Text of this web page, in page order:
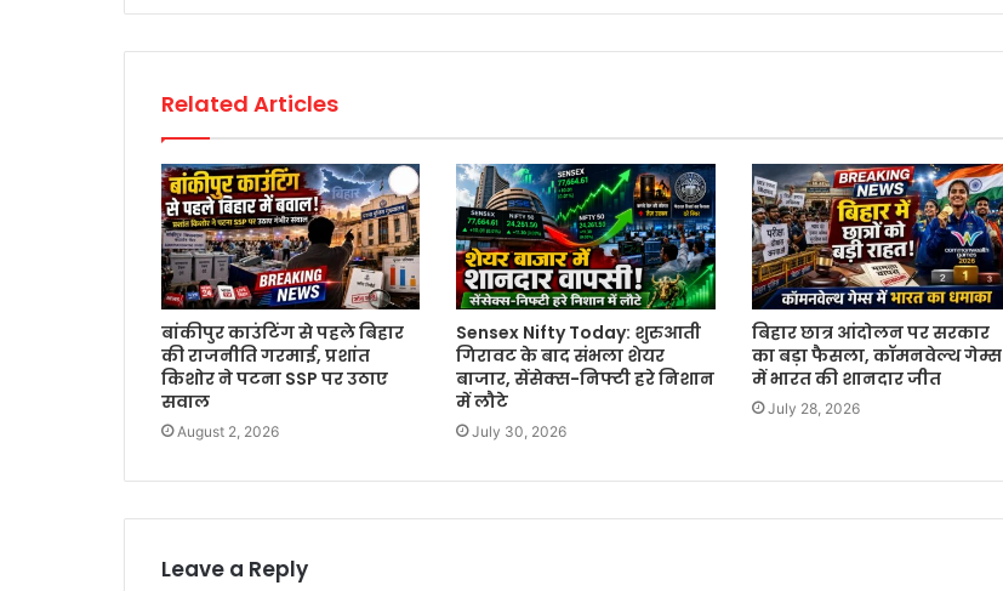
Related Articles
बांकीपुर काउंटिंग से पहले बिहार
की राजनीति गरमाई, प्रशांत
किशोर ने पटना SSP पर उठाए
सवाल
August 2, 2026
Sensex Nifty Today: शुरुआती
गिरावट के बाद संभला शेयर
बाजार, सेंसेक्स-निफ्टी हरे निशान
में लौटे
July 30, 2026
बिहार छात्र आंदोलन पर सरकार
का बड़ा फैसला, कॉमनवेल्थ गेम्स
में भारत की शानदार जीत
July 28, 2026
Leave a Reply